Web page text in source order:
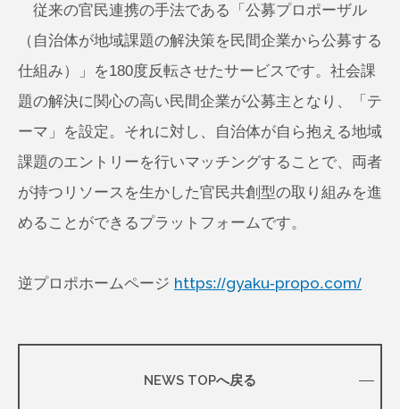
従来の官民連携の手法である「公募プロポーザル
（自治体が地域課題の解決策を民間企業から公募する
仕組み）」を180度反転させたサービスです。社会課
題の解決に関心の高い民間企業が公募主となり、「テ
ーマ」を設定。それに対し、自治体が自ら抱える地域
課題のエントリーを行いマッチングすることで、両者
が持つリソースを生かした官民共創型の取り組みを進
めることができるプラットフォームです。
逆プロポホームページ https://gyaku-propo.com/
NEWS TOPへ戻る